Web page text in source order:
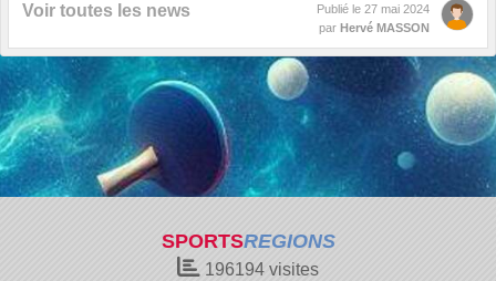
Voir toutes les news Publié le 27 mai 2024
par Hervé MASSON
SPORTSREGIONS
196194 visites